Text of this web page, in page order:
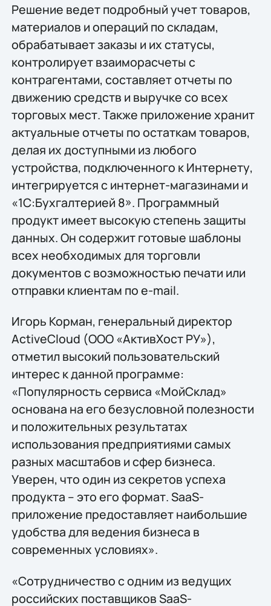
Решение ведет подробный учет товаров,
материалов и операций по складам,
обрабатывает заказы и их статусы,
контролирует взаиморасчеты с
контрагентами, составляет отчеты по
движению средств и выручке со всех
торговых мест. Также приложение хранит
актуальные отчеты по остаткам товаров,
делая их доступными из любого
устройства, подключенного к Интернету,
интегрируется с интернет-магазинами и
«1С:Бухгалтерией 8». Программный
продукт имеет высокую степень защиты
данных. Он содержит готовые шаблоны
всех необходимых для торговли
документов с возможностью печати или
отправки клиентам по e-mail.
Игорь Корман, генеральный директор
ActiveCloud (ООО «АктивХост РУ»),
отметил высокий пользовательский
интерес к данной программе:
«Популярность сервиса «МойСклад»
основана на его безусловной полезности
и положительных результатах
использования предприятиями самых
разных масштабов и сфер бизнеса.
Уверен, что один из секретов успеха
продукта – это его формат. SaaS-
приложение предоставляет наибольшие
удобства для ведения бизнеса в
современных условиях».
«Сотрудничество с одним из ведущих
российских поставщиков SaaS-